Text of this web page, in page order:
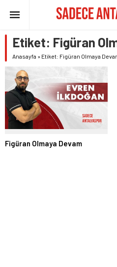
Etiket: Figüran
Anasayfa » Etiket: Figüran Olmaya
Figüran Olmaya Devam